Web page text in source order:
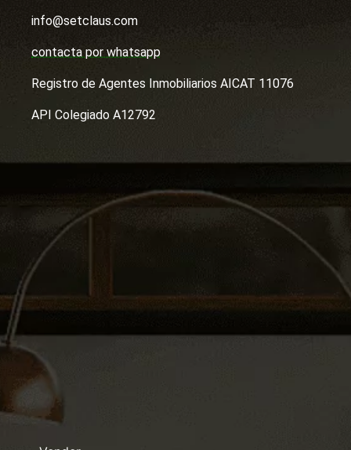
info@setclaus.com
contacta por whatsapp
Registro de Agentes Inmobiliarios AICAT 11076
API Colegiado A12792